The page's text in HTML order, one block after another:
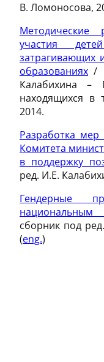
В. Ломоносова,
Методические
участия
затрагивающих
образованиях /
Калабихина –
находящихся в
2014.
Разработка
Комитета
в поддержку
ред. И.Е.
Гендерные
национальным
сборник под
(eng.)